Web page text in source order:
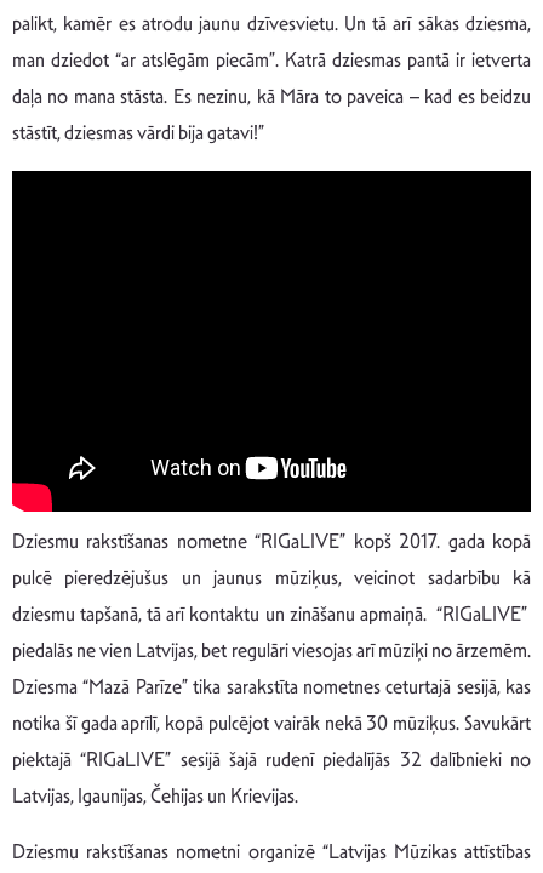
palikt, kamēr es atrodu jaunu dzīvesvietu. Un tā arī sākas dziesma,
man dziedot “ar atslēgām piecām”. Katrā dziesmas pantā ir ietverta
daļa no mana stāsta. Es nezinu, kā Māra to paveica – kad es beidzu
stāstīt, dziesmas vārdi bija gatavi!”
Dziesmu rakstīšanas nometne “RIGaLIVE” kopš 2017. gada kopā
pulcē pieredzējušus un jaunus mūziķus, veicinot sadarbību kā
dziesmu tapšanā, tā arī kontaktu un zināšanu apmaiņā. “RIGaLIVE”
piedalās ne vien Latvijas, bet regulāri viesojas arī mūziķi no ārzemēm.
Dziesma “Mazā Parīze” tika sarakstīta nometnes ceturtajā sesijā, kas
notika šī gada aprīlī, kopā pulcējot vairāk nekā 30 mūziķus. Savukārt
piektajā “RIGaLIVE” sesijā šajā rudenī piedalījās 32 dalībnieki no
Latvijas, Igaunijas, Čehijas un Krievijas.
Dziesmu rakstīšanas nometni organizē “Latvijas Mūzikas attīstības